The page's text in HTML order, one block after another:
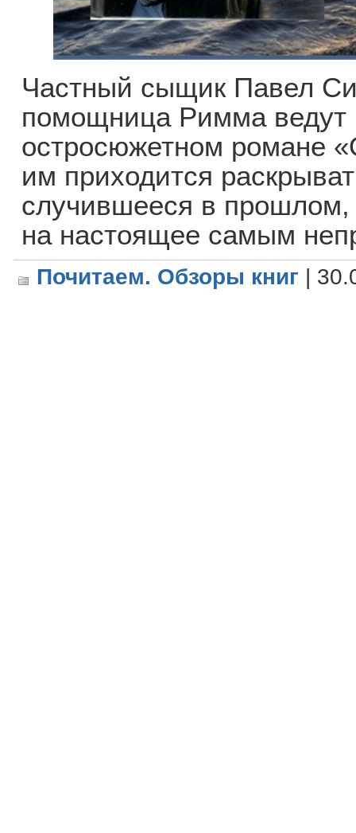
Частный сыщик Павел
помощница Римма ведут
остросюжетном романе
им приходится
случившееся в прошлом,
на настоящее самым
Почитаем. Обзоры книг |